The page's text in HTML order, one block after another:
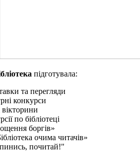
підготувала:
та перегляди
конкурси
вікторини
по бібліотеці
боргів»
очима читачів»
почитай!"